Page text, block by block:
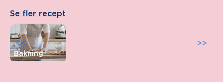
Se fler recept
Bakning
>>
<<